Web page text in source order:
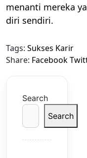
menanti mereka
diri sendiri.
Tags: Sukses Karir
Share: Facebook
Search
Search